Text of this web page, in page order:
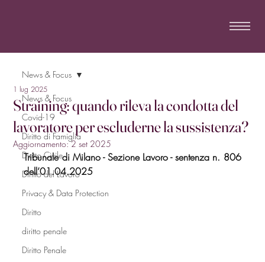
News & Focus
Covid-19
Diritto di Famiglia
Diritto Civile
Diritto del Lavoro
Privacy & Data Protection
Diritto
diritto penale
Diritto Penale
News & Focus
Straining: quando rileva la condotta del
lavoratore per escluderne la sussistenza?
1 lug 2025
Aggiornamento:2 set 2025
Tribunale di Milano - Sezione Lavoro - sentenza n. 806
dell’01.04.2025